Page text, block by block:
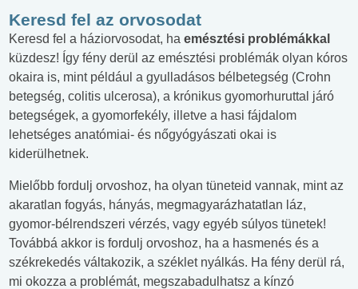
Keresd fel az orvosodat
Keresd fel a háziorvosodat, ha emésztési problémákkal
küzdesz! Így fény derül az emésztési problémák olyan kóros
okaira is, mint például a gyulladásos bélbetegség (Crohn
betegség, colitis ulcerosa), a krónikus gyomorhuruttal járó
betegségek, a gyomorfekély, illetve a hasi fájdalom
lehetséges anatómiai- és nőgyógyászati okai is
kiderülhetnek.
Mielőbb fordulj orvoshoz, ha olyan tüneteid vannak, mint az
akaratlan fogyás, hányás, megmagyarázhatatlan láz,
gyomor-bélrendszeri vérzés, vagy egyéb súlyos tünetek!
Továbbá akkor is fordulj orvoshoz, ha a hasmenés és a
székrekedés váltakozik, a széklet nyálkás. Ha fény derül rá,
mi okozza a problémát, megszabadulhatsz a kínzó